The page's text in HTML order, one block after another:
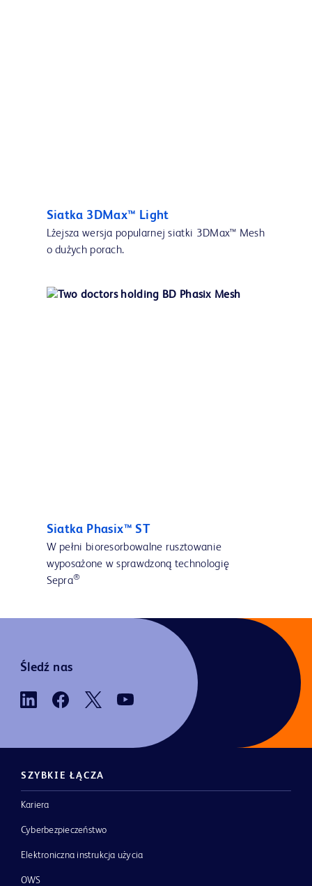
Siatka 3DMax™ Light
Lżejsza wersja popularnej siatki 3DMax™ Mesh
o dużych porach.
Siatka Phasix™ ST
W pełni bioresorbowalne rusztowanie
wyposażone w sprawdzoną technologię
Sepra®
Śledź nas
SZYBKIE ŁĄCZA
Kariera
Cyberbezpieczeństwo
Elektroniczna instrukcja użycia
OWS